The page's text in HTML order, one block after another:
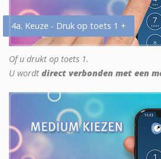
4a. Keuze - Druk op toets 1 +
Of u drukt op toets 1.
U wordt direct verbonden met een